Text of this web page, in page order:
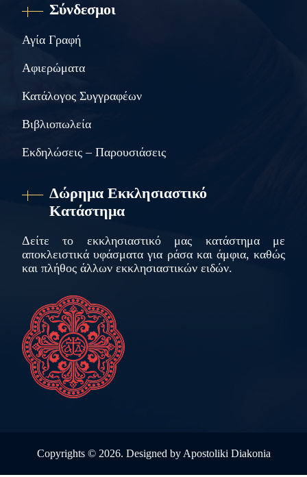
Σύνδεσμοι
Αγία Γραφή
Αφιερώματα
Κατάλογος Συγγραφέων
Βιβλιοπωλεία
Εκδηλώσεις – Παρουσιάσεις
Δώρημα Εκκλησιαστικό
Κατάστημα
Δείτε το εκκλησιαστικό μας κατάστημα με
αποκλειστικά υφάσματα για ράσα και άμφια, καθώς
και πλήθος άλλων εκκλησιαστικών ειδών.
Copyrights © 2026. Designed by Apostoliki Diakonia